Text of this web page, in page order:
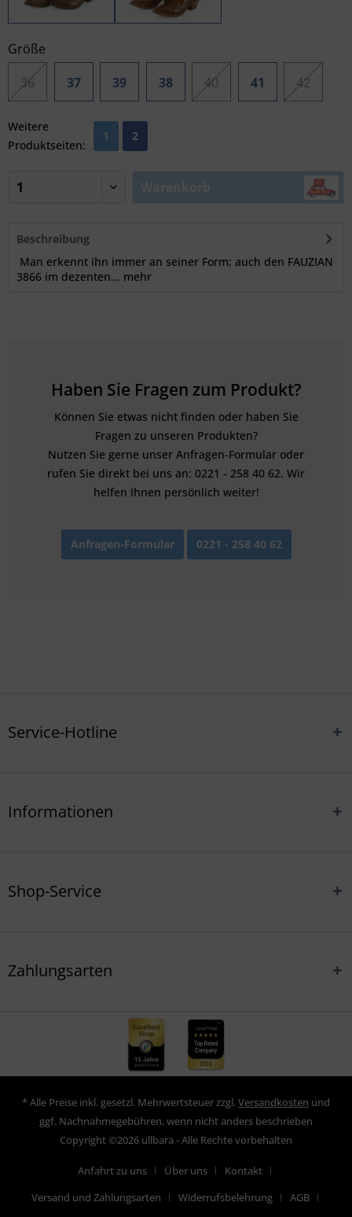
Größe
36
37 39 38 40 41 42
Weitere
Produktseiten:
1 2
Beschreibung
Man erkennt ihn immer an seiner Form; auch den FAUZIAN
3866 im dezenten... mehr
Haben Sie Fragen zum Produkt?
Können Sie etwas nicht finden oder haben Sie
Fragen zu unseren Produkten?
Nutzen Sie gerne unser Anfragen-Formular oder
rufen Sie direkt bei uns an: 0221 - 258 40 62. Wir
helfen Ihnen persönlich weiter!
Anfragen-Formular 0221 - 258 40 62
Service-Hotline
Informationen
Shop-Service
Zahlungsarten
* Alle Preise inkl. gesetzl. Mehrwertsteuer zzgl.Versandkosten und
ggf. Nachnahmegebühren, wenn nicht anders beschrieben
Copyright ©2026 ullbara - Alle Rechte vorbehalten
Anfahrt zu uns Über uns
Kontakt
Versand und Zahlungsarten
Widerrufsbelehrung
AGB